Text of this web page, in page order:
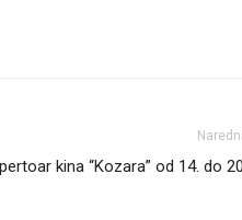
kina “Kozara” od 14. do